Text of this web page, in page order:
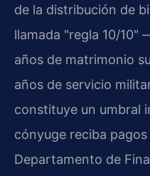
de la distribución de
llamada "regla 10/10"
años de matrimonio
años de servicio
constituye un umbral
cónyuge reciba
Departamento de